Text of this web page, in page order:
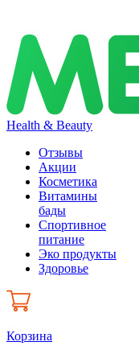
Health & Beauty
Отзывы
Акции
Косметика
Витамины
бады
Спортивное
питание
Эко продукты
Здоровье
Корзина